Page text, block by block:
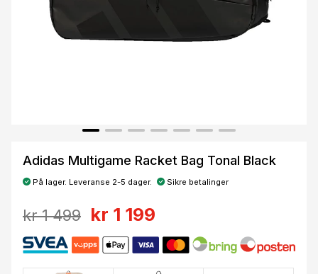
Adidas Multigame Racket Bag Tonal Black
På lager. Leveranse 2-5 dager. Sikre betalinger
kr 1 499 kr 1 199